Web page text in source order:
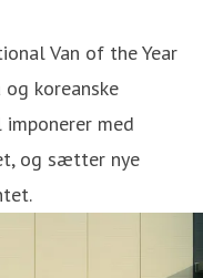
Van of the Year
koreanske
med
og sætter nye